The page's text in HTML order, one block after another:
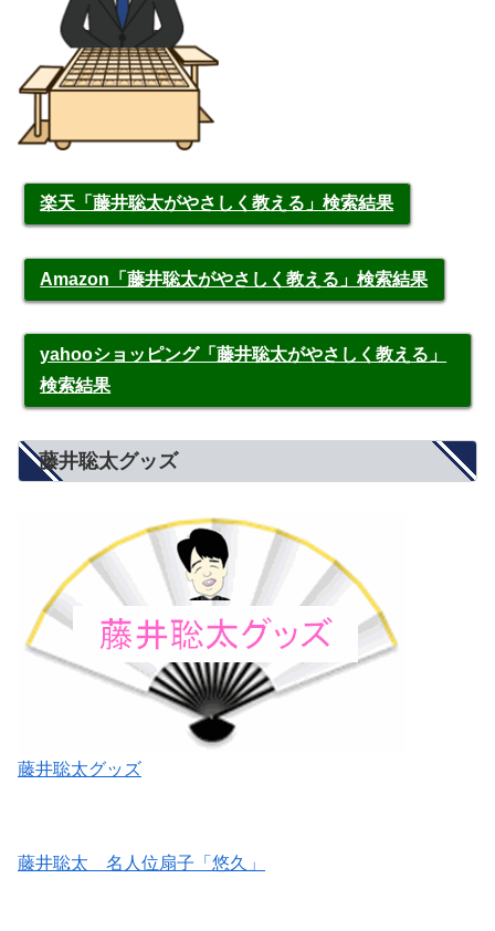
楽天「藤井聡太がやさしく教える」検索結果
Amazon「藤井聡太がやさしく教える」検索結果
yahooショッピング「藤井聡太がやさしく教える」
検索結果
藤井聡太グッズ
藤井聡太グッズ
藤井聡太 名人位扇子「悠久」